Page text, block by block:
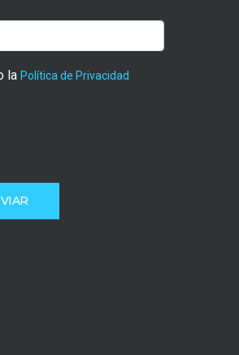
la Política de Privacidad